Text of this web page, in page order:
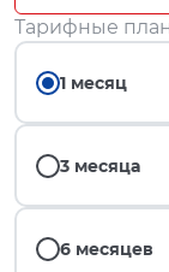
Тарифные
1 месяц
3 месяца
6 месяцев